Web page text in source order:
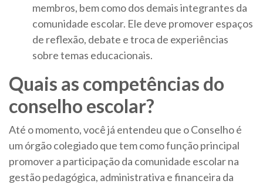
membros, bem como dos demais integrantes da
comunidade escolar. Ele deve promover espaços
de reflexão, debate e troca de experiências
sobre temas educacionais.
Quais as competências do
conselho escolar?
Até o momento, você já entendeu que o Conselho é
um órgão colegiado que tem como função principal
promover a participação da comunidade escolar na
gestão pedagógica, administrativa e financeira da